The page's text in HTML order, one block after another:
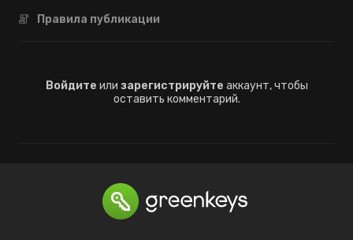
Правила публикации
Войдите или зарегистрируйте аккаунт, чтобы
оставить комментарий.